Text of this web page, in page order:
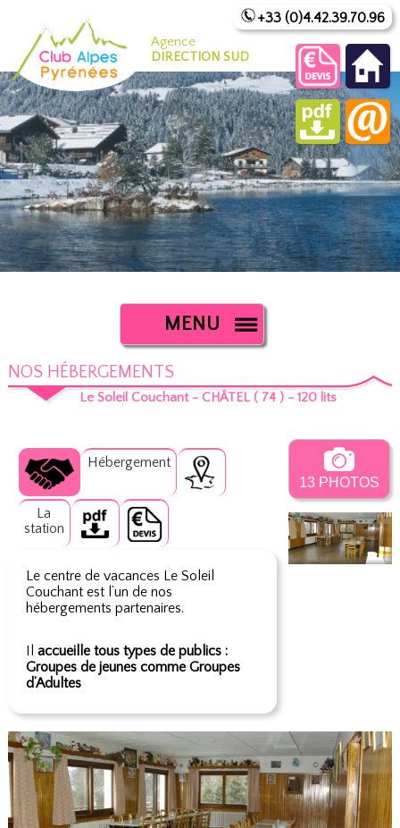
Agence
DIRECTION SUD
+33 (0)4.42.39.70.96
MENU
NOS HÉBERGEMENTS
Le Soleil Couchant - CHÂTEL ( 74 ) - 120 lits
Hébergement
La
station
Le centre de vacances Le Soleil
Couchant est l’un de nos
hébergements partenaires.
Il accueille tous types de publics :
Groupes de jeunes comme Groupes
d’Adultes
13 PHOTOS